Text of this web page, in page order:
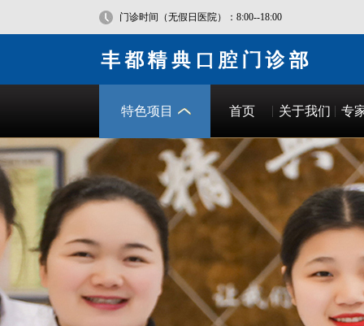
门诊时间（无假日医院）：8:00--18:00
特色项目 首页 关于我们 专